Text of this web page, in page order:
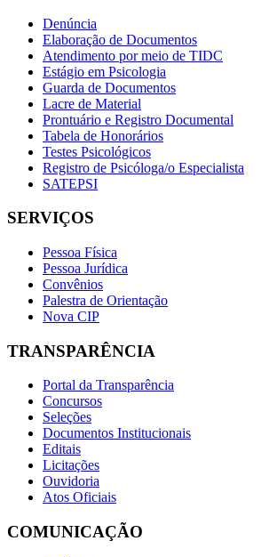
Denúncia
Elaboração de Documentos
Atendimento por meio de TIDC
Estágio em Psicologia
Guarda de Documentos
Lacre de Material
Prontuário e Registro Documental
Tabela de Honorários
Testes Psicológicos
Registro de Psicóloga/o Especialista
SATEPSI
SERVIÇOS
Pessoa Física
Pessoa Jurídica
Convênios
Palestra de Orientação
Nova CIP
TRANSPARÊNCIA
Portal da Transparência
Concursos
Seleções
Documentos Institucionais
Editais
Licitações
Ouvidoria
Atos Oficiais
COMUNICAÇÃO